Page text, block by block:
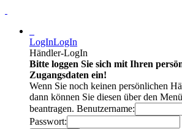
LogInLogIn
Händler-LogIn
Bitte loggen Sie sich mit Ihren
Zugangsdaten ein!
Wenn Sie noch keinen persönlichen
dann können Sie diesen über den
beantragen. Benutzername:
Passwort: